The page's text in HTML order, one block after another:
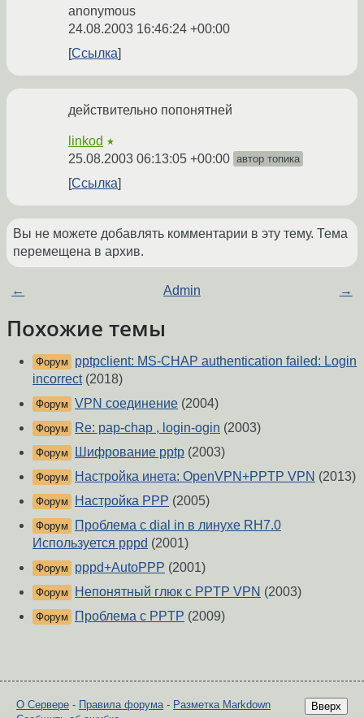
anonymous
24.08.2003 16:46:24 +00:00
Ссылка
действительно попонятней
linkod ★
25.08.2003 06:13:05 +00:00 автор топика
Ссылка
Вы не можете добавлять комментарии в эту тему. Тема
перемещена в архив.
← Admin →
Похожие темы
Форум
pptpclient: MS-CHAP authentication failed: Login
incorrect(2018)
Форум VPN соединение (2004)
Форум Re: pap-chap , login-ogin (2003)
Форум Шифрование pptp (2003)
Форум Настройка инета: OpenVPN+PPTP VPN (2013)
Форум Настройка PPP (2005)
Форум
Проблема с dial in в линухе RH7.0
Используется pppd (2001)
Форум pppd+AutoPPP (2001)
Форум Непонятный глюк с PPTP VPN (2003)
Форум Проблема с PPTP (2009)
Вверх
О Сервере - Правила форума- Разметка Markdown